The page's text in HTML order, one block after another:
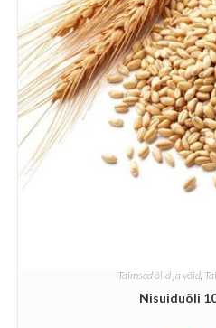
Taimsed õlid ja võid
Nisuiduõli